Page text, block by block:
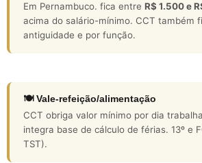
Em Pernambuco. fica entre R$ 1.500 e
acima do salário-mínimo. CCT também
antiguidade e por função.
🍽️ Vale-refeição/alimentação
CCT obriga valor mínimo por dia
integra base de cálculo de férias. 13º e
TST).